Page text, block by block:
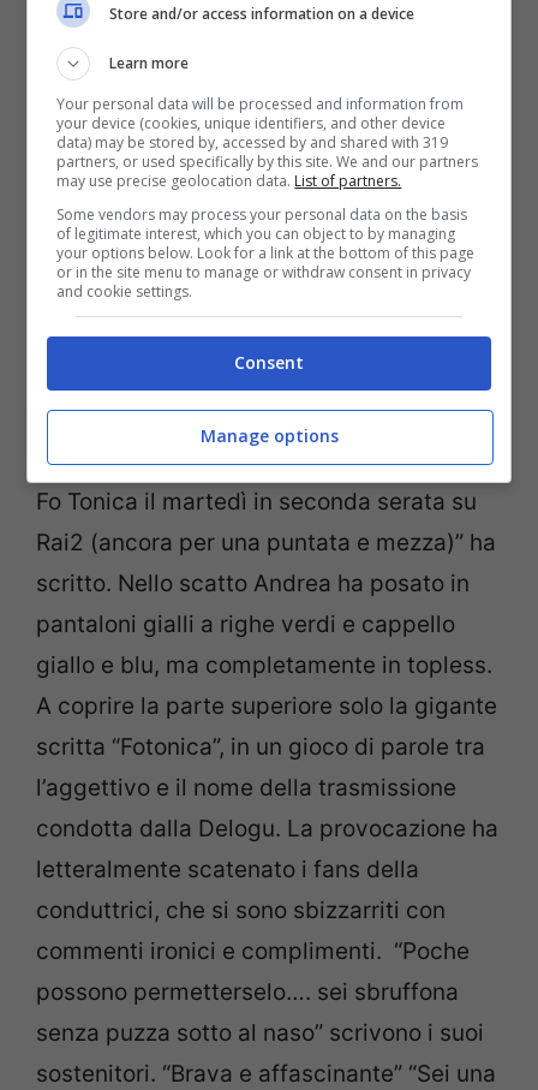
Andrea Delogu (Screenshot Instagram)
Nell’ultimo post sul suo profilo Instagram
(dove è seguita da quasi 500 mila
follower)Andreaha voluto ricordare a
suoi tanti sostenitori l’imperdibile
appuntamento con la nuova puntata della
tutto suo, fuori dagli schemi come nel suo
stile. “Sbruffona. Quanto basta.
Fo Tonica il martedì in seconda serata su
Rai2 (ancora per una puntata e mezza)” ha
scritto. Nello scatto Andrea ha posato in
pantaloni gialli a righe verdi e cappello
giallo e blu, ma completamente in topless.
A coprire la parte superiore solo la gigante
scritta “Fotonica”, in un gioco di parole tra
l’aggettivo e il nome della trasmissione
condotta dalla Delogu. La provocazione ha
letteralmente scatenato i fans della
conduttrici, che si sono sbizzarriti con
commenti ironici e complimenti. “Poche
possono permetterselo…. sei sbruffona
senza puzza sotto al naso” scrivono i suoi
sostenitori. “Brava e affascinante” “Sei una
Store and/or access information on a device
Learn more
Your personal data will be processed and information from
your device (cookies, unique identifiers, and other device
data) may be stored by, accessed by and shared with 319
partners, or used specifically by this site. We and our partners
may use precise geolocation data. List of partners.
Some vendors may process your personal data on the basis
of legitimate interest, which you can object to by managing
your options below. Look for a link at the bottom of this page
or in the site menu to manage or withdraw consent in privacy
and cookie settings.
Consent
Manage options